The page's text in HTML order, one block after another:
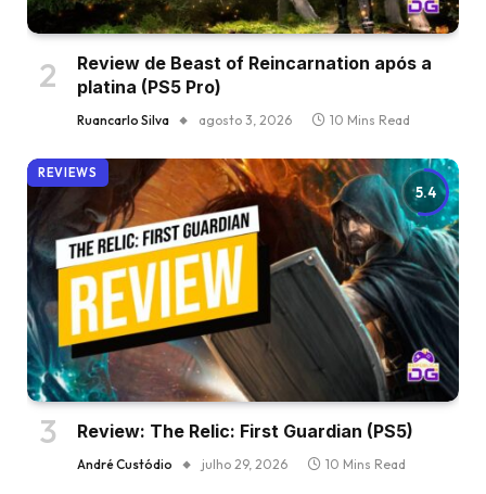
Review de Beast of Reincarnation após a
platina (PS5 Pro)
Ruancarlo Silva agosto 3, 2026 10 Mins Read
5.4
REVIEWS
Review: The Relic: First Guardian (PS5)
André Custódio julho 29, 2026 10 Mins Read